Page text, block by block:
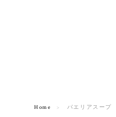
Home パエリアスープ